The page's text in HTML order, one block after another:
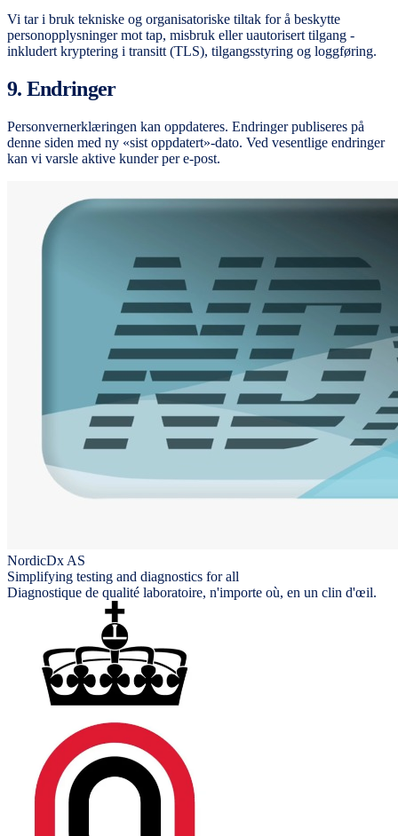
Vi tar i bruk tekniske og organisatoriske tiltak for å beskytte
personopplysninger mot tap, misbruk eller uautorisert tilgang -
inkludert kryptering i transitt (TLS), tilgangsstyring og loggføring.
9. Endringer
Personvernerklæringen kan oppdateres. Endringer publiseres på
denne siden med ny «sist oppdatert»-dato. Ved vesentlige endringer
kan vi varsle aktive kunder per e-post.
NordicDx AS
Simplifying testing and diagnostics for all
Diagnostique de qualité laboratoire, n'importe où, en un clin d'œil.